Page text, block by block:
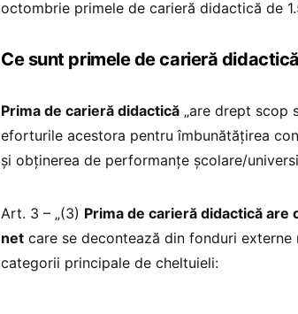
octombrie primele de carieră didactică de
Ce sunt primele de carieră didactică
Prima de carieră didactică „are drept scop
eforturile acestora pentru îmbunătățirea
și obținerea de performanțe școlare/
Art. 3 – „(3) Prima de carieră didactică are
net care se decontează din fonduri
categorii principale de cheltuieli: